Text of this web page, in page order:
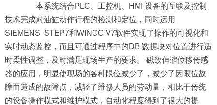
本系统结合PLC、工控机、HMI 设备的互联及控制
技术完成对油缸动作行程的检测和定位，同时运用
SIEMENS STEP7和WINCC V7软件实现了操作的可视化和
实时动态监控，而且可通过程序中的DB 数据块对位置进行适
时柔性调整，及时满足现场生产的要求。 磁致伸缩位移传感
器的应用，明显使现场的各种限位减少了，减少了因限位故
障而造成的故障点，减轻了维修人员的劳动量，相比于传统
的设备操作模式和维护模式，自动化程度得到了很大的提